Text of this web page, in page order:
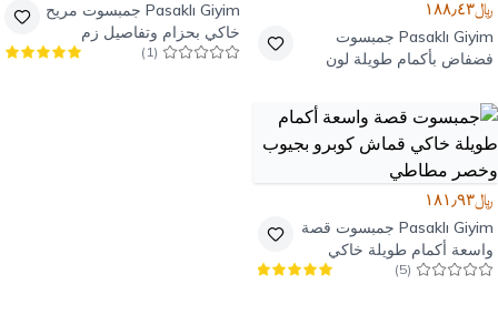
﷼١٨٨٫٤٣
Pasaklı Giyim جمبسوت
فضفاض بأكمام طويلة لون
مطاطية
Pasaklı Giyim جمبسوت مريح
خاكي بحزام وتفاصيل زم
(
1
)
﷼١٨١٫٩٣
Pasaklı Giyim جمبسوت قصة
واسعة أكمام طويلة خاكي
قماش كوبرو بجيوب وخصر
(
5
)